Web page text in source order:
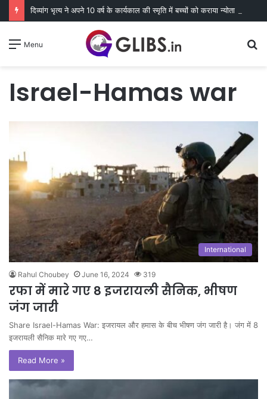
Menu
Israel-Hamas war
International
Rahul Choubey June 16, 2024 319
रफा में मारे गए 8 इजरायली सैनिक, भीषण
जंग जारी
Share Israel-Hamas War: इजरायल और हमास के बीच भीषण जंग जारी है। जंग में 8
इजरायली सैनिक मारे गए गए…
Read More »